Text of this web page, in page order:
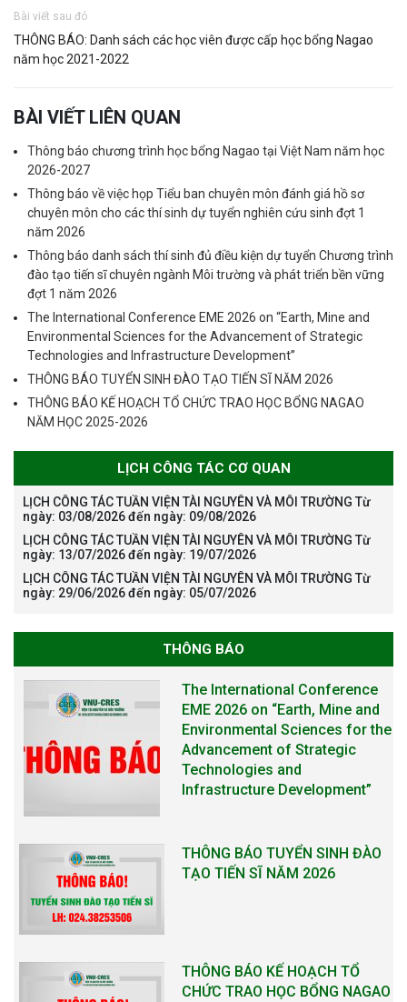
Bài viết sau đó
THÔNG BÁO: Danh sách các học viên được cấp học bổng Nagao
năm học 2021-2022
BÀI VIẾT LIÊN QUAN
Thông báo chương trình học bổng Nagao tại Việt Nam năm học
2026-2027
Thông báo về việc họp Tiểu ban chuyên môn đánh giá hồ sơ
chuyên môn cho các thí sinh dự tuyển nghiên cứu sinh đợt 1
năm 2026
Thông báo danh sách thí sinh đủ điều kiện dự tuyển Chương trình
đào tạo tiến sĩ chuyên ngành Môi trường và phát triển bền vững
đợt 1 năm 2026
The International Conference EME 2026 on “Earth, Mine and
Environmental Sciences for the Advancement of Strategic
Technologies and Infrastructure Development”
THÔNG BÁO TUYỂN SINH ĐÀO TẠO TIẾN SĨ NĂM 2026
THÔNG BÁO KẾ HOẠCH TỔ CHỨC TRAO HỌC BỔNG NAGAO
NĂM HỌC 2025-2026
LỊCH CÔNG TÁC CƠ QUAN
LỊCH CÔNG TÁC TUẦN VIỆN TÀI NGUYÊN VÀ MÔI TRƯỜNG Từ
ngày: 03/08/2026 đến ngày: 09/08/2026
LỊCH CÔNG TÁC TUẦN VIỆN TÀI NGUYÊN VÀ MÔI TRƯỜNG Từ
ngày: 13/07/2026 đến ngày: 19/07/2026
LỊCH CÔNG TÁC TUẦN VIỆN TÀI NGUYÊN VÀ MÔI TRƯỜNG Từ
ngày: 29/06/2026 đến ngày: 05/07/2026
THÔNG BÁO
The International Conference
EME 2026 on “Earth, Mine and
Environmental Sciences for the
Advancement of Strategic
Technologies and
Infrastructure Development”
THÔNG BÁO TUYỂN SINH ĐÀO
TẠO TIẾN SĨ NĂM 2026
THÔNG BÁO KẾ HOẠCH TỔ
CHỨC TRAO HỌC BỔNG NAGAO